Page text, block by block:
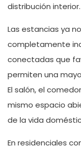
distribución interior.
Las estancias ya
completamente
conectadas que
permiten una
El salón, el
mismo espacio
de la vida domé
En residenciales